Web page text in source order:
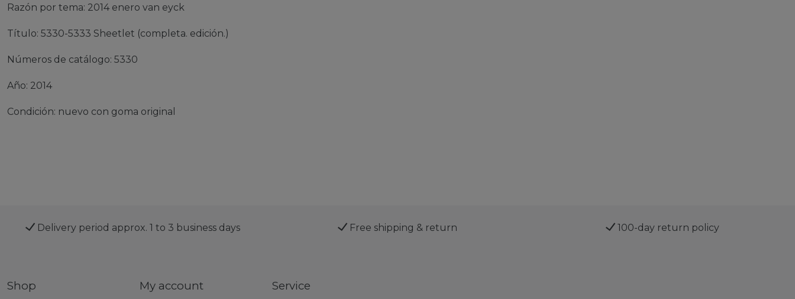
Razón por tema: 2014 enero van eyck
Título: 5330-5333 Sheetlet (completa. edición.)
Números de catálogo: 5330
Año: 2014
Condición: nuevo con goma original
Delivery period approx. 1 to 3 business days Free shipping & return 100-day return policy
Shop My account Service